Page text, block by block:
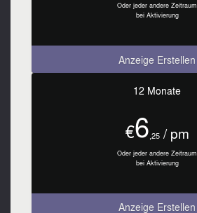
Oder jeder andere Zeitraum
bei Aktivierung
Anzeige Erstellen
12 Monate
€6 ,25/ pm
Oder jeder andere Zeitraum
bei Aktivierung
Anzeige Erstellen